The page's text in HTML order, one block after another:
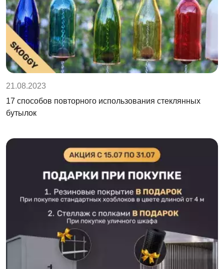
21.08.2023
17 способов повторного использования стеклянных
бутылок